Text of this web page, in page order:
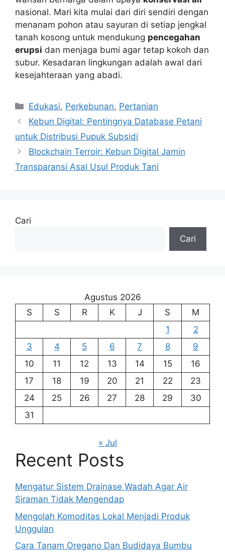
nasional. Mari kita mulai dari diri sendiri dengan
menanam pohon atau sayuran di setiap jengkal
tanah kosong untuk mendukung pencegahan
erupsi dan menjaga bumi agar tetap kokoh dan
subur. Kesadaran lingkungan adalah awal dari
kesejahteraan yang abadi.
Kategori
Edukasi, Perkebunan, Pertanian
Kebun Digital: Pentingnya Database Petani
untuk Distribusi Pupuk Subsidi
Blockchain Terroir: Kebun Digital Jamin
Transparansi Asal Usul Produk Tani
Cari
Cari
Agustus 2026
S
S R K J S
M
1
2
3
4 5 6 7 8
9
10
11 12 13 14 15
16
17
18 19 20 21 22
23
24
25 26 27 28 29
30
31
« Jul
Recent Posts
Mengatur Sistem Drainase Wadah Agar Air
Siraman Tidak Mengendap
Mengolah Komoditas Lokal Menjadi Produk
Unggulan
Cara Tanam Oregano Dan Budidaya Bumbu